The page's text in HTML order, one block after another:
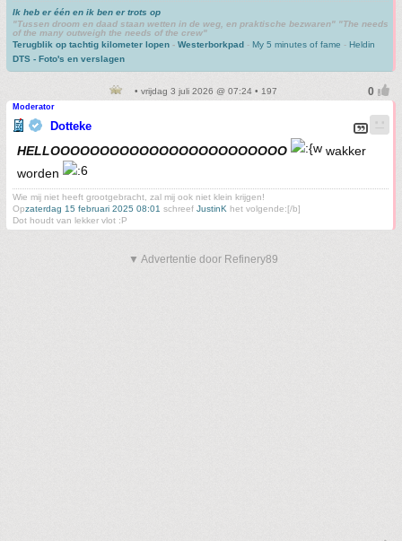
Ik heb er één en ik ben er trots op
"Tussen droom en daad staan wetten in de weg, en praktische bezwaren" "The needs
of the many outweigh the needs of the crew"
Terugblik op tachtig kilometer lopen - Westerborkpad - My 5 minutes of fame - Heldin
DTS - Foto's en verslagen
• vrijdag 3 juli 2026 @ 07:24 • 197
Moderator
Dotteke
HELLOOOOOOOOOOOOOOOOOOOOOOOO
wakker
worden
Wie mij niet heeft grootgebracht, zal mij ook niet klein krijgen!
Opzaterdag 15 februari 2025 08:01 schreef JustinK het volgende:[/b]
Dot houdt van lekker vlot :P
▼ Advertentie door Refinery89